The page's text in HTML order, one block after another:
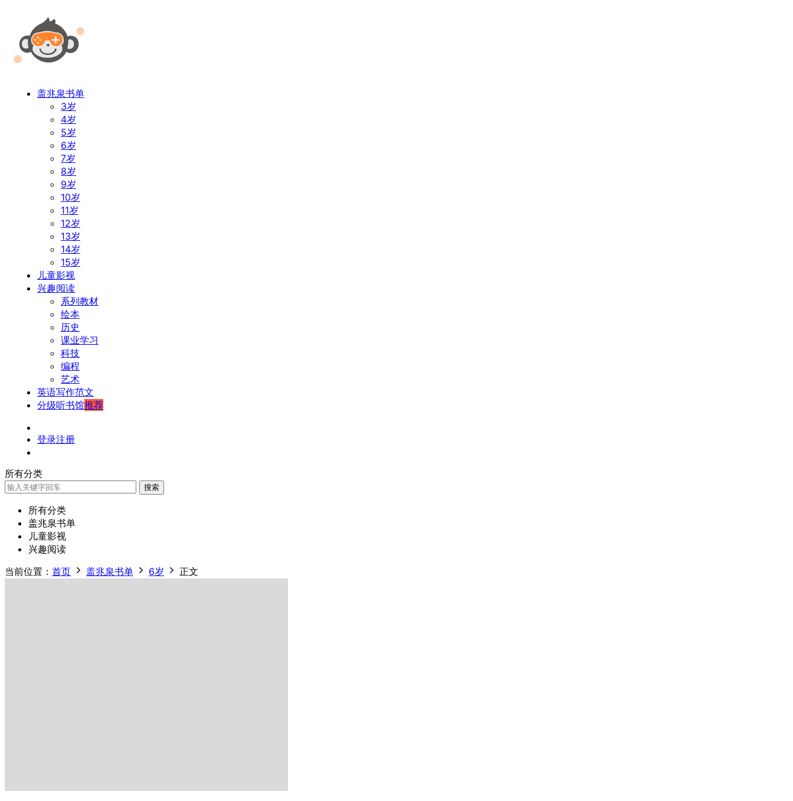
盖兆泉书单
3岁
4岁
5岁
6岁
7岁
8岁
9岁
10岁
11岁
12岁
13岁
14岁
15岁
儿童影视
兴趣阅读
系列教材
绘本
历史
课业学习
科技
编程
艺术
英语写作范文
分级听书馆推荐
登录注册
所有分类
搜索
所有分类
盖兆泉书单
儿童影视
兴趣阅读
当前位置： 首页 盖兆泉书单 6岁 正文